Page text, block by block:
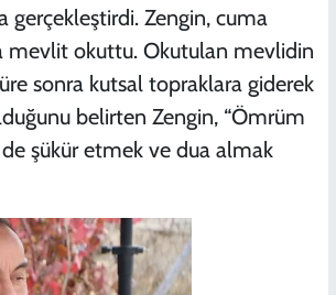
gerçekleştirdi. Zengin, cuma
mevlit okuttu. Okutulan mevlidin
sonra kutsal topraklara giderek
belirten Zengin, “Ömrüm
şükür etmek ve dua almak